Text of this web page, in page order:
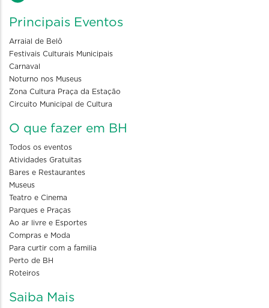
Principais Eventos
Arraial de Belô
Festivais Culturais Municipais
Carnaval
Noturno nos Museus
Zona Cultura Praça da Estação
Circuito Municipal de Cultura
O que fazer em BH
Todos os eventos
Atividades Gratuitas
Bares e Restaurantes
Museus
Teatro e Cinema
Parques e Praças
Ao ar livre e Esportes
Compras e Moda
Para curtir com a familia
Perto de BH
Roteiros
Saiba Mais